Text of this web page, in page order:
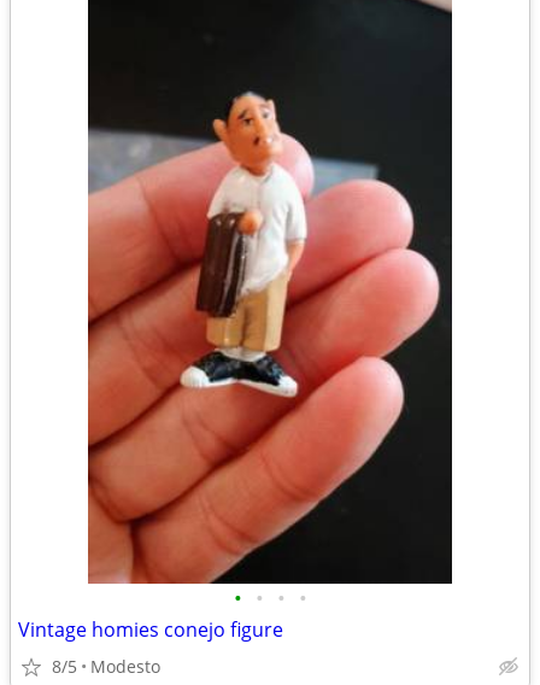
• • • •
Vintage homies conejo figure
8/5 Modesto